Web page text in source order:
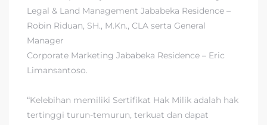
Legal & Land Management Jababeka Residence –
Robin Riduan, SH., M.Kn., CLA serta General
Manager
Corporate Marketing Jababeka Residence – Eric
Limansantoso.
“Kelebihan memiliki Sertifikat Hak Milik adalah hak
tertinggi turun-temurun, terkuat dan dapat